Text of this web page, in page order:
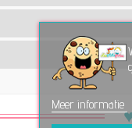
Meer informatie